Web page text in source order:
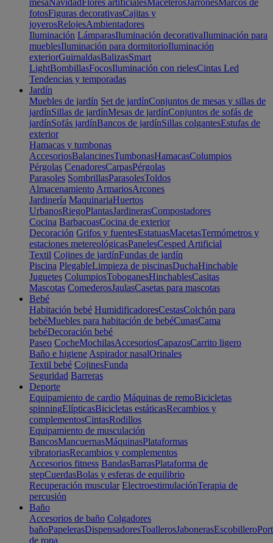
mesaNavidadFlores artificialesMaceterosJarronesMarcos de
fotosFiguras decorativasCajitas y
joyerosRelojesAmbientadores
Iluminación LámparasIluminación decorativaIluminación para
mueblesIluminación para dormitorioIluminación
exteriorGuirnaldasBalizasSmart
LightBombillasFocosIluminación con rielesCintas Led
Tendencias y temporadas
Jardín
Muebles de jardín Set de jardínConjuntos de mesas y sillas de
jardínSillas de jardínMesas de jardínConjuntos de sofás de
jardínSofás jardínBancos de jardínSillas colgantesEstufas de
exterior
Hamacas y tumbonas
AccesoriosBalancinesTumbonasHamacasColumpios
Pérgolas CenadoresCarpasPérgolas
Parasoles SombrillasParasolesToldos
Almacenamiento ArmariosArcones
Jardinería MaquinariaHuertos
UrbanosRiegoPlantasJardinerasCompostadores
Cocina BarbacoasCocina de exterior
Decoración Grifos y fuentesEstatuasMacetasTermómetros y
estaciones metereológicasPanelesCesped Artificial
Textil Cojines de jardínFundas de jardín
Piscina PlegableLimpieza de piscinasDuchaHinchable
Juguetes ColumpiosToboganesHinchablesCasitas
Mascotas ComederosJaulasCasetas para mascotas
Bebé
Habitación bebé HumidificadoresCestasColchón para
bebéMuebles para habitación de bebéCunasCama
bebéDecoración bebé
Paseo CocheMochilasAccesoriosCapazosCarrito ligero
Baño e higiene Aspirador nasalOrinales
Textil bebé CojinesFunda
Seguridad Barreras
Deporte
Equipamiento de cardio Máquinas de remoBicicletas
spinningElípticasBicicletas estáticasRecambios y
complementosCintasRodillos
Equipamiento de musculación
BancosMancuernasMáquinasPlataformas
vibratoriasRecambios y complementos
Accesorios fitness BandasBarrasPlataforma de
stepCuerdasBolas y esferas de equilibrio
Recuperación muscular ElectroestimulaciónTerapia de
percusión
Baño
Accesorios de baño Colgadores
bañoPapelerasDispensadoresToallerosJabonerasEscobillero
de ropa